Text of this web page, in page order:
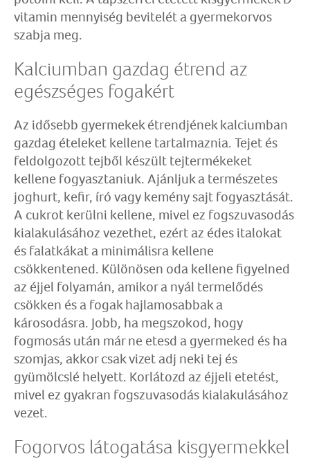
vitamin mennyiség bevitelét a gyermekorvos
szabja meg.
Kalciumban gazdag étrend az
egészséges fogakért
Az idősebb gyermekek étrendjének kalciumban
gazdag ételeket kellene tartalmaznia. Tejet és
feldolgozott tejből készült tejtermékeket
kellene fogyasztaniuk. Ajánljuk a természetes
joghurt, kefir, író vagy kemény sajt fogyasztását.
A cukrot kerülni kellene, mivel ez fogszuvasodás
kialakulásához vezethet, ezért az édes italokat
és falatkákat a minimálisra kellene
csökkentened. Különösen oda kellene figyelned
az éjjel folyamán, amikor a nyál termelődés
csökken és a fogak hajlamosabbak a
károsodásra. Jobb, ha megszokod, hogy
fogmosás után már ne etesd a gyermeked és ha
szomjas, akkor csak vizet adj neki tej és
gyümölcslé helyett. Korlátozd az éjjeli etetést,
mivel ez gyakran fogszuvasodás kialakulásához
vezet.
Fogorvos látogatása kisgyermekkel